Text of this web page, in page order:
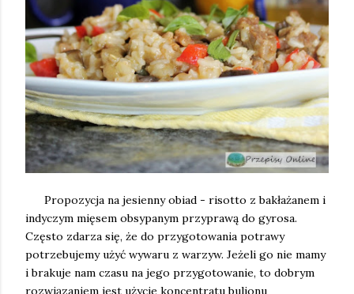
Propozycja na jesienny obiad - risotto z bakłażanem i
indyczym mięsem obsypanym przyprawą do gyrosa.
Często zdarza się, że do przygotowania potrawy
potrzebujemy użyć wywaru z warzyw. Jeżeli go nie mamy
i brakuje nam czasu na jego przygotowanie, to dobrym